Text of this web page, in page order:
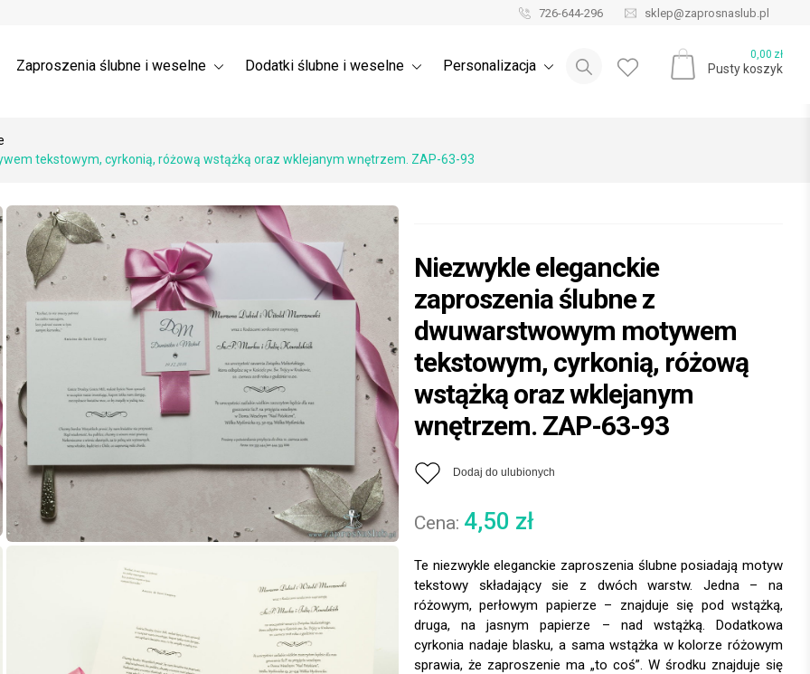
726-644-296 sklep@zaprosnaslub.pl
Zaproszenia ślubne i weselne Dodatki ślubne i weselne Personalizacja
0,00 zł
Pusty koszyk
Blog ślubny
tekstowym, cyrkonią, różową wstążką oraz wklejanym wnętrzem. ZAP-63-93
Niezwykle eleganckie
zaproszenia ślubne z
dwuwarstwowym motywem
tekstowym, cyrkonią, różową
wstążką oraz wklejanym
wnętrzem. ZAP-63-93
Dodaj do ulubionych
4,50 zł
Te niezwykle eleganckie zaproszenia ślubne posiadają motyw
tekstowy składający sie z dwóch warstw. Jedna – na
różowym, perłowym papierze – znajduje się pod wstążką,
druga, na jasnym papierze – nad wstążką. Dodatkowa
cyrkonia nadaje blasku, a sama wstążka w kolorze różowym
sprawia, że zaproszenie ma „to coś”. W środku znajduje się